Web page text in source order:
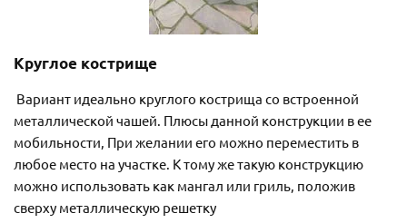
Круглое кострище
Вариант идеально круглого кострища со встроенной
металлической чашей. Плюсы данной конструкции в ее
мобильности, При желании его можно переместить в
любое место на участке. К тому же такую конструкцию
можно использовать как мангал или гриль, положив
сверху металлическую решетку